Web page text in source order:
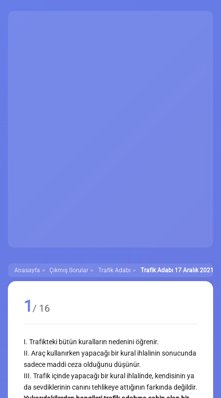
Anasayfa Çıkmış Sorular Trafik Adabı Trafik Adabı 17 Aralık 2021
1 / 16
I. Trafikteki bütün kuralların nedenini öğrenir.
II. Araç kullanırken yapacağı bir kural ihlalinin sonucunda
sadece maddi ceza olduğunu düşünür.
III. Trafik içinde yapacağı bir kural ihlalinde, kendisinin ya
da sevdiklerinin canını tehlikeye attığının farkında değildir.